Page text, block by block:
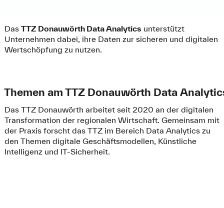
Das TTZ Donauwörth Data Analytics unterstützt
Unternehmen dabei, ihre Daten zur sicheren und digitalen
Wertschöpfung zu nutzen.
Themen am TTZ Donauwörth Data
Das TTZ Donauwörth arbeitet seit 2020 an der digitalen
Transformation der regionalen Wirtschaft. Gemeinsam mit
der Praxis forscht das TTZ im Bereich Data Analytics zu
den Themen digitale Geschäftsmodellen, Künstliche
Intelligenz und IT-Sicherheit.